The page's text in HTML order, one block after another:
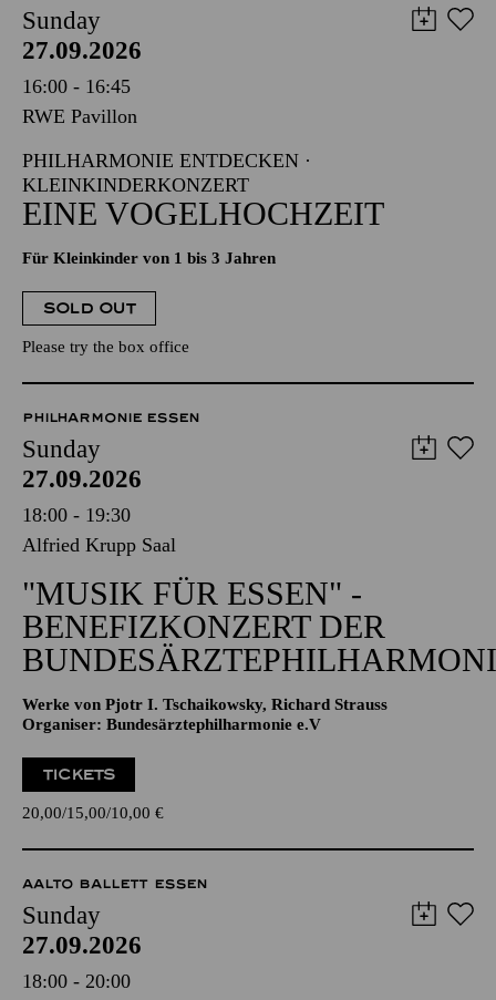
Sunday
27.09.2026
16:00 - 16:45
RWE Pavillon
PHILHARMONIE ENTDECKEN ·
KLEINKINDERKONZERT
EINE VOGELHOCHZEIT
Für Kleinkinder von 1 bis 3 Jahren
SOLD OUT
Please try the box office
PHILHARMONIE ESSEN
Sunday
27.09.2026
18:00 - 19:30
Alfried Krupp Saal
"MUSIK FÜR ESSEN" -
BENEFIZKONZERT DER
Werke von Pjotr I. Tschaikowsky, Richard Strauss
Organiser: Bundesärztephilharmonie e.V
TICKETS
20,00 15,00 10,00 €
AALTO BALLETT ESSEN
Sunday
27.09.2026
18:00 - 20:00